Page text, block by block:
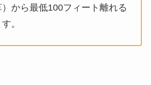
から最低100フィート離れる
。